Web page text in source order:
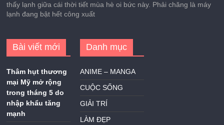
thấy lạnh giữa cái thời tiết mùa hè oi bức này. Phải chăng là máy
lạnh đang bật hết công xuất
Bài viết mới
Thâm hụt thương
mại Mỹ mở rộng
trong tháng 5 do
nhập khẩu tăng
mạnh
Danh mục
ANIME – MANGA
CUỘC SỐNG
GIẢI TRÍ
LÀM ĐẸP